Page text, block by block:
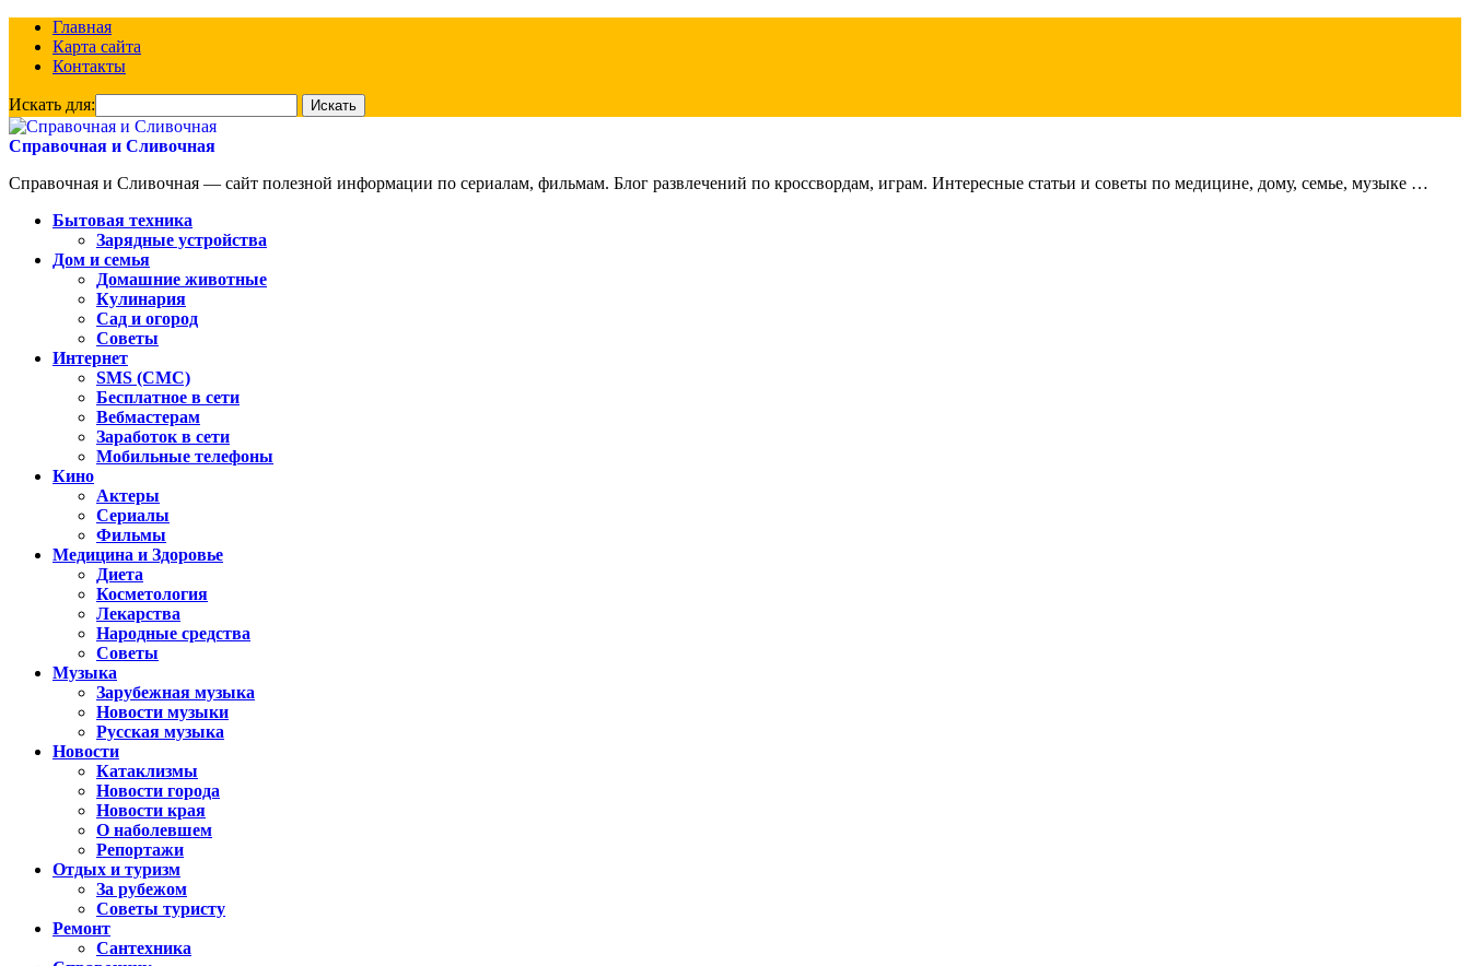
Главная
Карта сайта
Контакты
Искать для:
Справочная и Сливочная
Справочная и Сливочная — сайт полезной информации по сериалам, фильмам. Блог развлечений по кроссвордам, играм. Интересные статьи и советы по медицине, дому, семье, музыке …
Бытовая техника
Зарядные устройства
Дом и семья
Домашние животные
Кулинария
Сад и огород
Советы
Интернет
SMS (СМС)
Бесплатное в сети
Вебмастерам
Заработок в сети
Мобильные телефоны
Кино
Актеры
Сериалы
Фильмы
Медицина и Здоровье
Диета
Косметология
Лекарства
Народные средства
Советы
Музыка
Зарубежная музыка
Новости музыки
Русская музыка
Новости
Катаклизмы
Новости города
Новости края
О наболевшем
Репортажи
Отдых и туризм
За рубежом
Советы туристу
Ремонт
Сантехника